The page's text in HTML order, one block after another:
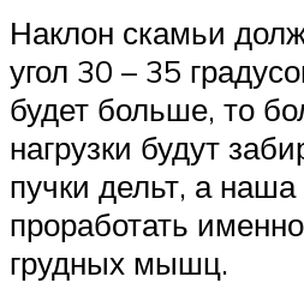
Наклон скамьи
угол 30 – 35
будет больше, то
нагрузки будут
пучки дельт, а наша
проработать
грудных мышц.